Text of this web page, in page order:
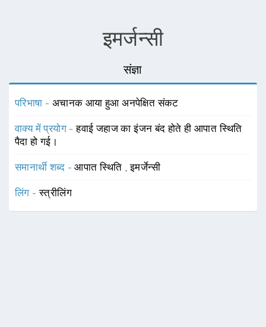
इमर्जन्सी
संज्ञा
परिभाषा - अचानक आया हुआ अनपेक्षित संकट
वाक्य में प्रयोग -हवाई जहाज का इंजन बंद होते ही आपात स्थिति
पैदा हो गई।
समानार्थी शब्द -आपात स्थिति ,इमर्जेन्सी
लिंग -स्त्रीलिंग